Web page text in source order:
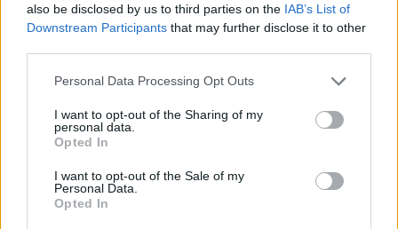
also be disclosed by us to third parties on the IAB’s List of
Downstream Participants that may further disclose it to other
Please note that this website/app uses one or more Google
not limited to your visit or usage behaviour. You may click to
grant or deny consent to Google and its third-party tags to
use your data for below specified purposes in below Google
consent section.
Personal Data Processing Opt Outs
I want to opt-out of the Sharing of my
personal data.
Opted In
I want to opt-out of the Sale of my
Personal Data.
Opted In
ΕΣΠΕΔΑ: Μονομαχία Περιστερίου και Φοίνικα
Συνεχίζεται η μονομαχία Περιστερίου και Φοίνικα στην 7η